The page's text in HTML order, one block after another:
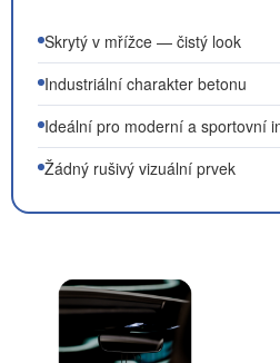
Skrytý v mřížce — čistý look
Industriální charakter betonu
Ideální pro moderní a sportovní
Žádný rušivý vizuální prvek